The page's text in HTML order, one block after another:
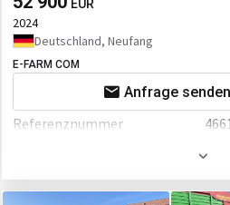
EUR
2024
Deutschland, Neufang
E-FARM COM
Anfrage senden
Referenznummer